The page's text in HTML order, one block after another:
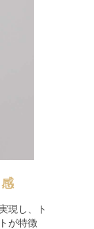
現し、ト
が特徴